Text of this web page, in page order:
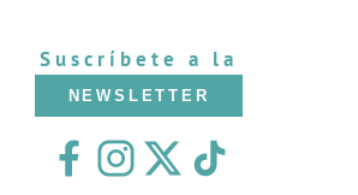
Suscríbete a la
NEWSLETTER